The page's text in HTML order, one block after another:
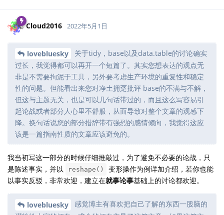
Cloud2016 2022年5月1日
lovebluesky
关于tidy，base以及data.table的讨论确实
过长，我觉得都可以再开一个短篇了。其实您想表达的观点无
非是不需要拘泥于工具，另外要考虑生产环境的重复性和稳定
性的问题。但能看出来您对净土拥趸批评 base的不满与不解，
但这与主题无关，也是可以几句话带过的，而且这么写容易引
起论战或者部分人心里不舒服，从而导致对整个文章的观感下
降。换句话说您的部分措辞带有强烈的感情倾向，我觉得这应
该是一篇指南性质的文章应该避免的。
我当初写这一部分的时候仔细推敲过，为了避免不必要的论战，只
是陈述事实，并以
reshape()
变形操作为例详加介绍，若你也能
以事实反驳，非常欢迎，建立在就事论事基础上的讨论都欢迎。
lovebluesky
感觉博主有喜欢把自己了解的东西一股脑的